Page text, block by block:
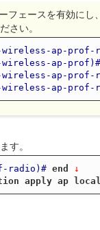
フェースを有効に
さい。
wireless-ap-prof-
wireless-ap-prof)#
wireless-ap-prof-
wireless-ap-prof-
す。
radio)# end
↓
apply ap